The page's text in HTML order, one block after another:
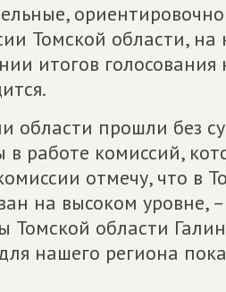
ориентировочно
Томской области,
итогов
области прошли без
работе комиссий,
отмечу, что в
на высоком уровне,
области
нашего региона